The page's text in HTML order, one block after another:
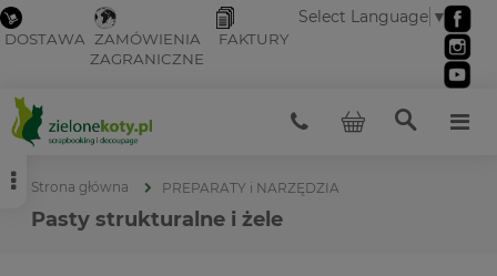
DOSTAWA ZAMÓWIENIA
ZAGRANICZNE
FAKTURY
Select Language ▼
Strona główna PREPARATY i NARZĘDZIA
Pasty strukturalne i żele